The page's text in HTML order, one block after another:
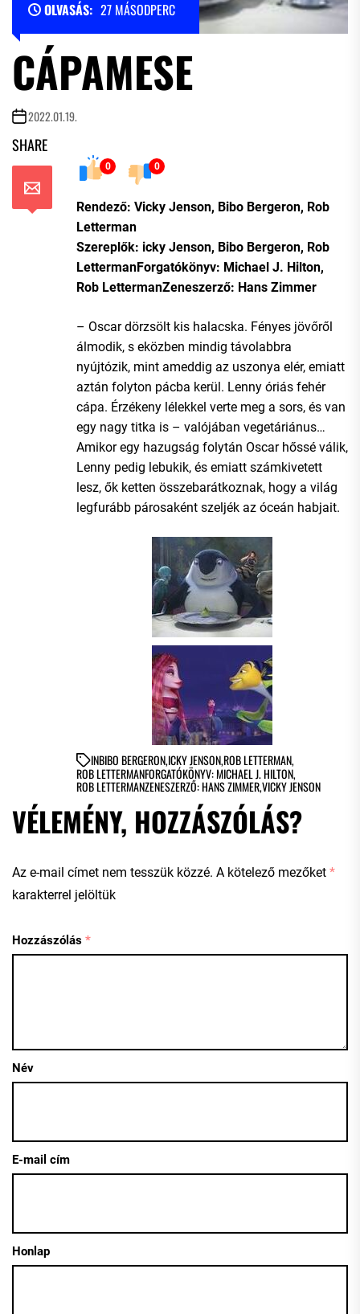
OLVASÁS: 27 MÁSODPERC
CÁPAMESE
2022.01.19.
SHARE
0 0
Rendező: Vicky Jenson, Bibo Bergeron, Rob
Letterman
Szereplők: icky Jenson, Bibo Bergeron, Rob
LettermanForgatókönyv: Michael J. Hilton,
Rob LettermanZeneszerző: Hans Zimmer
– Oscar dörzsölt kis halacska. Fényes jövőről
álmodik, s eközben mindig távolabbra
nyújtózik, mint ameddig az uszonya elér, emiatt
aztán folyton pácba kerül. Lenny óriás fehér
cápa. Érzékeny lélekkel verte meg a sors, és van
egy nagy titka is – valójában vegetáriánus…
Amikor egy hazugság folytán Oscar hőssé válik,
Lenny pedig lebukik, és emiatt számkivetett
lesz, ők ketten összebarátkoznak, hogy a világ
legfurább párosaként szeljék az óceán habjait.
INBIBO BERGERON,ICKY JENSON,ROB LETTERMAN,
ROB LETTERMANFORGATÓKÖNYV: MICHAEL J. HILTON,
ROB LETTERMANZENESZERZŐ: HANS ZIMMER,VICKY JENSON
VÉLEMÉNY, HOZZÁSZÓLÁS?
Az e-mail címet nem tesszük közzé. A kötelező mezőket *
karakterrel jelöltük
Hozzászólás *
Név
E-mail cím
Honlap